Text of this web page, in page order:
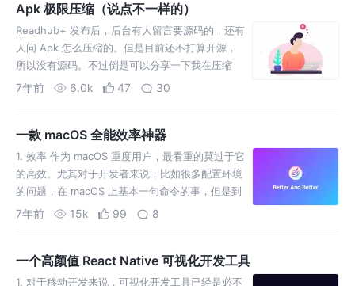
Apk 极限压缩（说点不一样的）
Readhub+ 发布后，后台有人留言要源码的，还有
人问 Apk 怎么压缩的。但是目前还不打算开源，
所以没有源码。不过倒是可以分享一下我在压缩
Readhub+ Apk 的一点小小的心得。 关于 Apk的
7年前 6.0k 47 30
一款 macOS 全能效率神器
1. 效率 作为 macOS 重度用户，最看重的莫过于它
的高效。尤其对于开发者来说，比如很多配置环境
的问题，在 macOS 上基本一句命令的事，但是到
了 Windows 上可能就会出各种各样的问题。没
7年前 15k 99 8
一个高颜值 React Native 可视化开发工具
1. 对于移动开发来说，可视化开发工具已经是必不